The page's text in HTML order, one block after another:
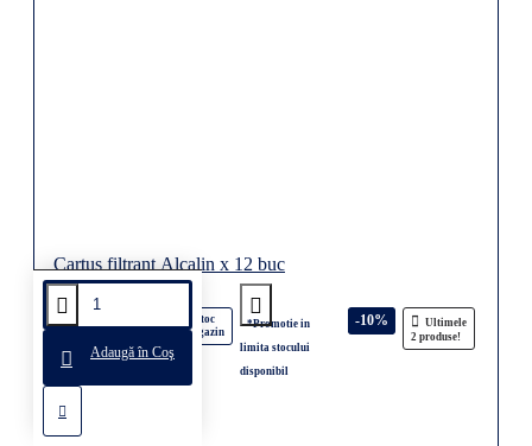
Adaugă în Coş
Cartus filtrant Alcalin x 12 buc
Ultimele
2 produse!
În stoc
magazin
*Promotie in
limita stocului
disponibil
-10%
568,85 lei